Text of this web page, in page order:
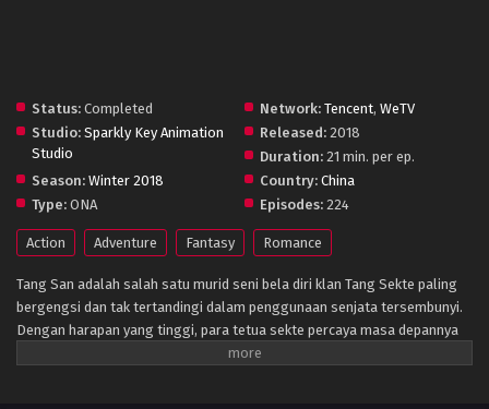
Status: Completed Network: Tencent, WeTV
Studio: Sparkly Key Animation
Studio
Released: 2018
Duration: 21 min. per ep.
Season: Winter 2018 Country: China
Type: ONA Episodes: 224
Action Adventure Fantasy Romance
Tang San adalah salah satu murid seni bela diri klan Tang Sekte paling
bergengsi dan tak tertandingi dalam penggunaan senjata tersembunyi.
Dengan harapan yang tinggi, para tetua sekte percaya masa depannya
akan cerah; namun Tang memilih untuk meninggalkan kehidupan ini